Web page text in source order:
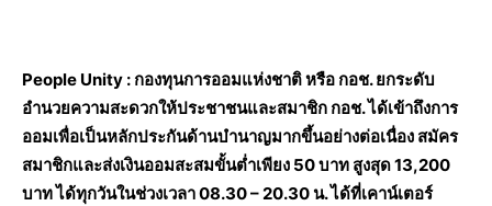
People Unity : กองทุนการออมแห่งชาติ หรือ กอช. ยกระดับ
อำนวยความสะดวกให้ประชาชนและสมาชิก กอช. ได้เข้าถึงการ
ออมเพื่อเป็นหลักประกันด้านบำนาญมากขึ้นอย่างต่อเนื่อง สมัคร
สมาชิกและส่งเงินออมสะสมขั้นต่ำเพียง 50 บาท สูงสุด 13,200
บาท ได้ทุกวันในช่วงเวลา 08.30 – 20.30 น. ได้ที่เคาน์เตอร์